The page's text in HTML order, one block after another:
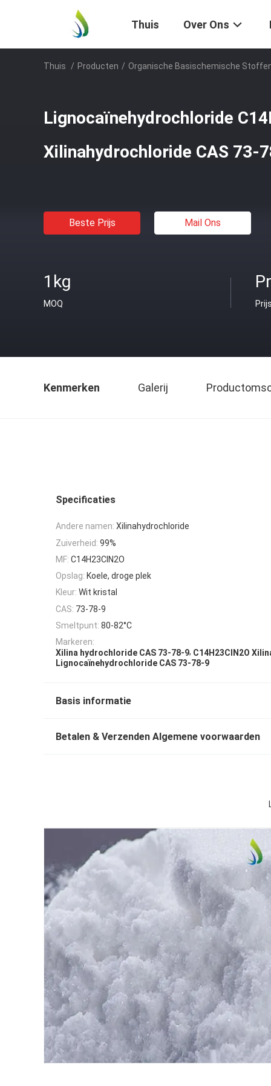
Thuis Over Ons
Thuis / Producten / Organische Basischemische
Lignocaïnehydrochloride
Xilinahydrochloride CAS 73-
Beste Prijs Mail Ons
1kg
MOQ
Kenmerken Galerij
Specificaties
Andere namen: Xilinahydrochloride
Zuiverheid: 99%
MF: C14H23ClN2O
Opslag: Koele, droge plek
Kleur: Wit kristal
CAS: 73-78-9
Smeltpunt: 80-82°C
Markeren:
Xilina hydrochloride CAS 73-78-9, C14H23ClN2O
Lignocaïnehydrochloride CAS 73-78-9
Basis informatie
Betalen & Verzenden Algemene voorwaarden